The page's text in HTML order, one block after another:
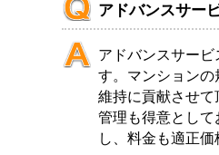
アドバンスサー
アドバンスサー
す。マンション
維持に貢献させ
管理も得意として
し、料金も適正価